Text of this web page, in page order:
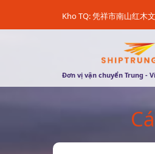
Kho TQ: 凭祥市南山红木
Đơn vị vận chuyển Trung -